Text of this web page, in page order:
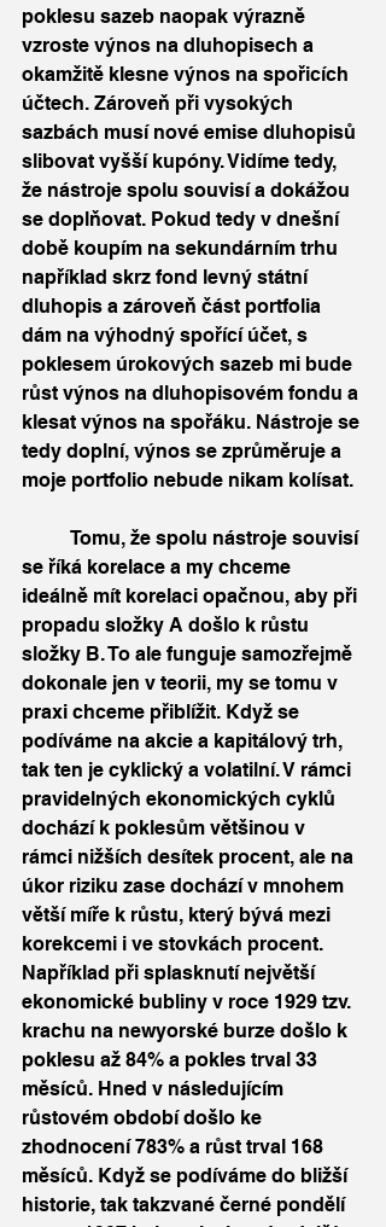
poklesu sazeb naopak výrazně
vzroste výnos na dluhopisech a
okamžitě klesne výnos na spořicích
účtech. Zároveň při vysokých
sazbách musí nové emise dluhopisů
slibovat vyšší kupóny. Vidíme tedy,
že nástroje spolu souvisí a dokážou
se doplňovat. Pokud tedy v dnešní
době koupím na sekundárním trhu
například skrz fond levný státní
dluhopis a zároveň část portfolia
dám na výhodný spořící účet, s
poklesem úrokových sazeb mi bude
růst výnos na dluhopisovém fondu a
klesat výnos na spořáku. Nástroje se
tedy doplní, výnos se zprůměruje a
moje portfolio nebude nikam kolísat.
se říká korelace a my chceme
ideálně mít korelaci opačnou, aby při
propadu složky A došlo k růstu
složky B. To ale funguje samozřejmě
dokonale jen v teorii, my se tomu v
praxi chceme přiblížit. Když se
podíváme na akcie a kapitálový trh,
tak ten je cyklický a volatilní. V rámci
pravidelných ekonomických cyklů
dochází k poklesům většinou v
rámci nižších desítek procent, ale na
úkor riziku zase dochází v mnohem
větší míře k růstu, který bývá mezi
korekcemi i ve stovkách procent.
Například při splasknutí největší
ekonomické bubliny v roce 1929 tzv.
krachu na newyorské burze došlo k
poklesu až 84% a pokles trval 33
měsíců. Hned v následujícím
růstovém období došlo ke
zhodnocení 783% a růst trval 168
měsíců. Když se podíváme do bližší
historie, tak takzvané černé pondělí